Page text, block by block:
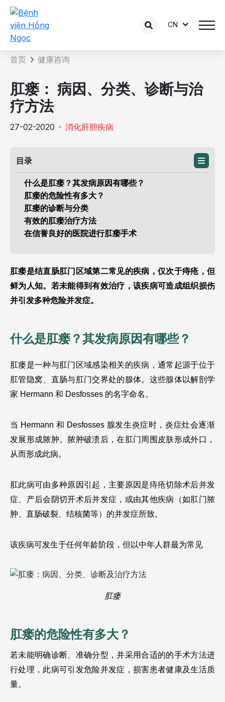
CN
咨询内容详情
首页 健康咨询
肛瘘： 病因、分类、诊断与治
疗方法
27-02-2020 消化肝胆疾病
目录
什么是肛瘘？其发病原因有哪些？
肛瘘的危险性有多大？
肛瘘的诊断与分类
有效的肛瘘治疗方法
在信誉良好的医院进行肛瘘手术
肛瘘是结直肠肛门区域第二常见的疾病，仅次于痔疮，但
鲜为人知。若未能得到有效治疗，该疾病可造成组织损伤
并引发多种危险并发症。
什么是肛瘘？其发病原因有哪些？
肛瘘是一种与肛门区域感染相关的疾病，通常起源于位于
肛管隐窝、直肠与肛门交界处的腺体。这些腺体以解剖学
家 Hermann 和 Desfosses 的名字命名。
当 Hermann 和 Desfosses 腺发生炎症时，炎症灶会逐渐
发展形成脓肿。脓肿破溃后，在肛门周围皮肤形成外口，
从而形成此病。
肛此病可由多种原因引起，主要原因是痔疮切除术后并发
症、产后会阴切开术后并发症，或由其他疾病（如肛门脓
肿、直肠破裂、结核菌等）的并发症所致。
该疾病可发生于任何年龄阶段，但以中年人群最为常见
肛瘘
肛瘘的危险性有多大？
若未能明确诊断、准确分型，并采用合适的的手术方法进
行处理，此病可引发危险并发症，损害患者健康及生活质
量。